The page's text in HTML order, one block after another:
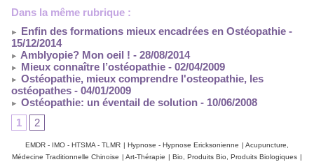
Dans la même rubrique :
Enfin des formations mieux encadrées en Ostéopathie -
15/12/2014
Amblyopie? Mon oeil ! - 28/08/2014
Mieux connaître l’ostéopathie - 02/04/2009
Ostéopathie, mieux comprendre l'osteopathie, les
ostéopathes - 04/01/2009
Ostéopathie: un éventail de solution - 10/06/2008
1
2
EMDR - IMO - HTSMA - TLMR | Hypnose - Hypnose Ericksonienne | Acupuncture,
Médecine Traditionnelle Chinoise | Art-Thérapie | Bio, Produits Bio, Produits Biologiques |